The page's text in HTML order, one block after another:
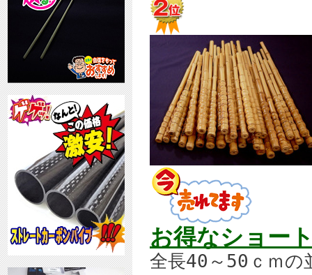
お得なショー
全長40～50ｃｍの